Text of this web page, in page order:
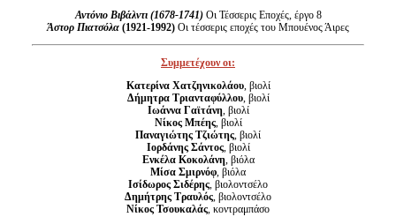
Αντόνιο Βιβάλντι (1678-1741) Οι Τέσσερις Εποχές, έργο 8
Άστορ Πιατσόλα (1921-1992) Οι τέσσερις εποχές του Μπουένος Άιρες
Συμμετέχουν οι:
Κατερίνα Χατζηνικολάου, βιολί
Δήμητρα Τριανταφύλλου, βιολί
Ιωάννα Γαϊτάνη, βιολί
Νίκος Μπέης, βιολί
Παναγιώτης Τζιώτης, βιολί
Ιορδάνης Σάντος, βιολί
Ενκέλα Κοκολάνη, βιόλα
Μίσα Σμιρνόφ, βιόλα
Ισίδωρος Σιδέρης, βιολοντσέλο
Δημήτρης Τραυλός, βιολοντσέλο
Νίκος Τσουκαλάς, κοντραμπάσο